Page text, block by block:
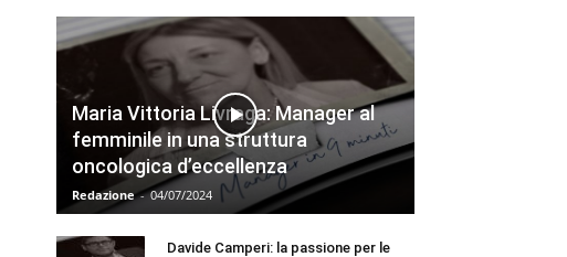
Maria Vittoria Livraga: Manager al
femminile in una struttura
oncologica d’eccellenza
Redazione - 04/07/2024
Davide Camperi: la passione per le